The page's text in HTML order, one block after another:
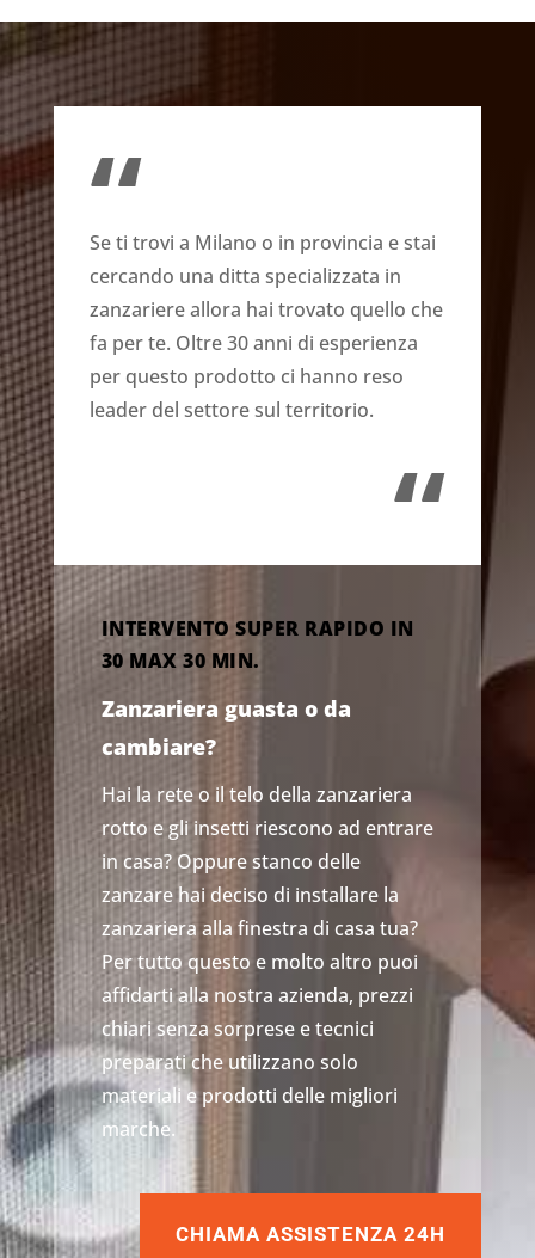
“
Se ti trovi a Milano o in provincia e stai
cercando una ditta specializzata in
zanzariere allora hai trovato quello che
fa per te. Oltre 30 anni di esperienza
per questo prodotto ci hanno reso
leader del settore sul territorio.
“
INTERVENTO SUPER RAPIDO IN
30 MAX 30 MIN.
Zanzariera guasta o da
cambiare?
Hai la rete o il telo della zanzariera
rotto e gli insetti riescono ad entrare
in casa? Oppure stanco delle
zanzare hai deciso di installare la
zanzariera alla finestra di casa tua?
Per tutto questo e molto altro puoi
affidarti alla nostra azienda, prezzi
chiari senza sorprese e tecnici
preparati che utilizzano solo
materiali e prodotti delle migliori
marche.
CHIAMA ASSISTENZA 24H